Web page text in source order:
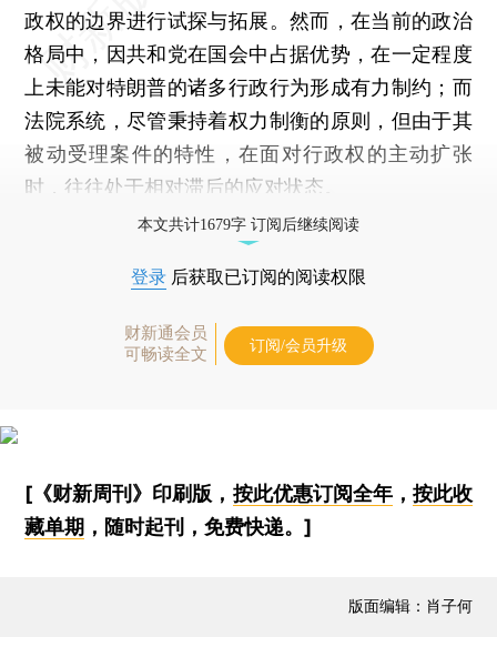
政权的边界进行试探与拓展。然而，在当前的政治
格局中，因共和党在国会中占据优势，在一定程度
上未能对特朗普的诸多行政行为形成有力制约；而
法院系统，尽管秉持着权力制衡的原则，但由于其
被动受理案件的特性，在面对行政权的主动扩张
时，往往处于相对滞后的应对状态。
本文共计1679字 订阅后继续阅读
登录 后获取已订阅的阅读权限
财新通会员
可畅读全文
订阅/会员升级
[《财新周刊》印刷版， 按此优惠订阅全年， 按此收
藏单期 ，随时起刊，免费快递。]
版面编辑：肖子何